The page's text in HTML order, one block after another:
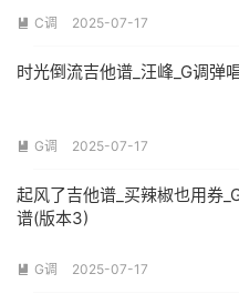
 C调 2025-07-17
时光倒流吉他谱_汪峰_G调弹
 G调 2025-07-17
起风了吉他谱_买辣椒也用券
谱(版本3)
 G调 2025-07-17